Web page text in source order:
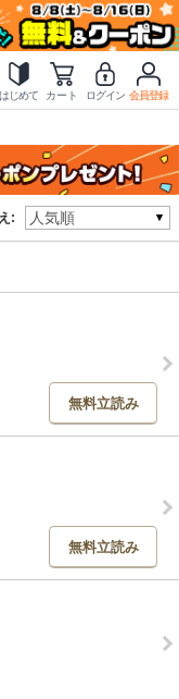
はじめて カート ログイン 会員登録
:
無料立読み
無料立読み